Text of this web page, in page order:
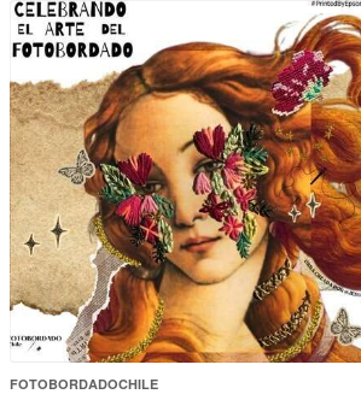
FOTOBORDADOCHILE